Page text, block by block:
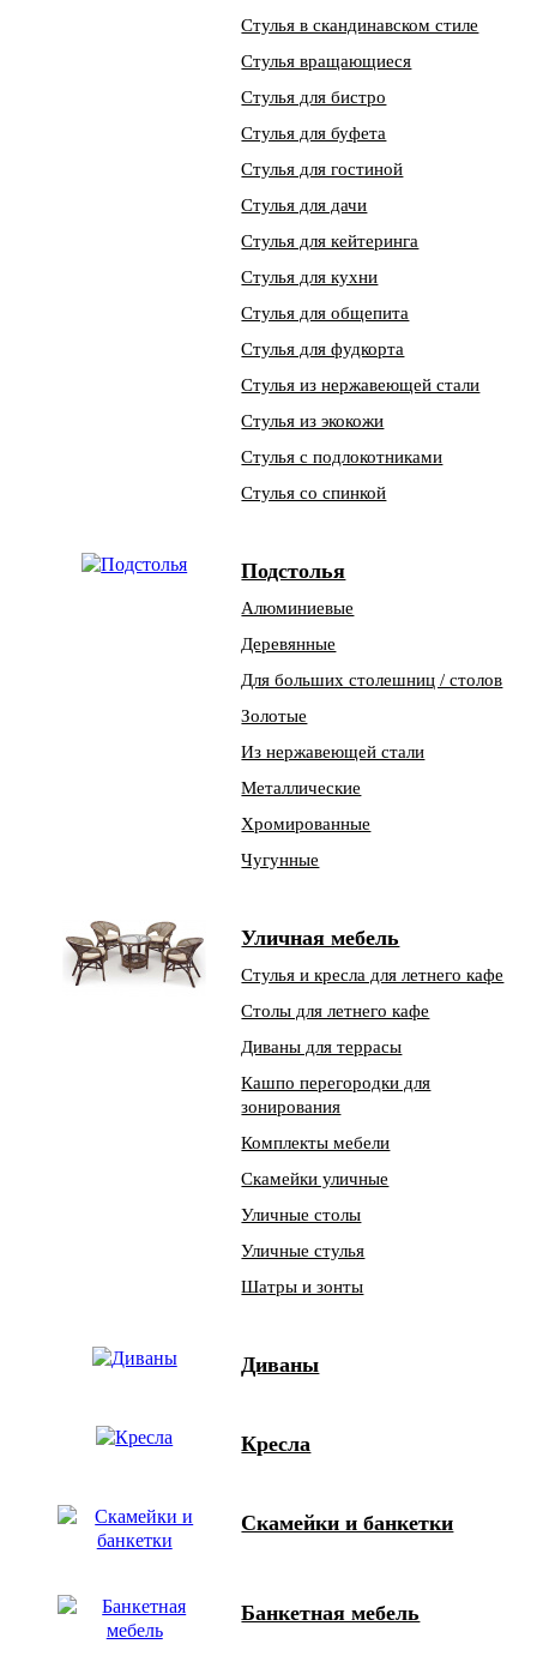
Стулья в скандинавском стиле
Стулья вращающиеся
Стулья для бистро
Стулья для буфета
Стулья для гостиной
Стулья для дачи
Стулья для кейтеринга
Стулья для кухни
Стулья для общепита
Стулья для фудкорта
Стулья из нержавеющей стали
Стулья из экокожи
Стулья с подлокотниками
Стулья со спинкой
Подстолья
Алюминиевые
Деревянные
Для больших столешниц / столов
Золотые
Из нержавеющей стали
Металлические
Хромированные
Чугунные
Уличная мебель
Стулья и кресла для летнего кафе
Столы для летнего кафе
Диваны для террасы
Кашпо перегородки для
зонирования
Комплекты мебели
Скамейки уличные
Уличные столы
Уличные стулья
Шатры и зонты
Диваны
Кресла
Скамейки и банкетки
Банкетная мебель